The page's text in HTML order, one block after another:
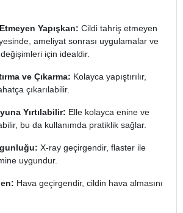
Yapışkan: Cildi tahriş etmeyen
ameliyat sonrası uygulamalar ve
değişimleri için idealdir.
ve Çıkarma: Kolayca yapıştırılır,
çıkarılabilir.
Yırtılabilir: Elle kolayca enine ve
bu da kullanımda pratiklik sağlar.
X-ray geçirgendir, flaster ile
uygundur.
Hava geçirgendir, cildin hava almasını